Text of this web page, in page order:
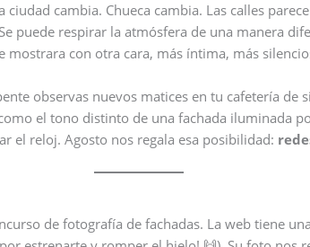
cambia. Chueca cambia. Las calles
puede respirar la atmósfera de una manera
con otra cara, más íntima, más
observas nuevos matices en tu cafetería de
el tono distinto de una fachada iluminada
el reloj. Agosto nos regala esa posibilidad:
de fotografía de fachadas. La web tiene